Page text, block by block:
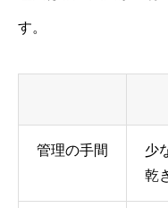
す。
管理の手間
少
乾